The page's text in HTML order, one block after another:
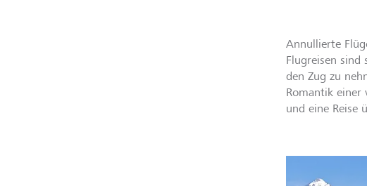
Annullierte
Flugreisen sind
den Zug zu
Romantik einer
und eine Reise